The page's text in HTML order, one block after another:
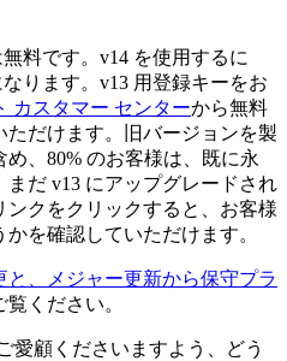
料です。v14 を使用するに
ります。v13 用登録キーをお
カスタマー センターから無料
ただけます。旧バージョンを製
、80% のお客様は、既に永
だ v13 にアップグレードされ
クをクリックすると、お客様
を確認していただけます。
と、メジャー更新から保守プラ
覧ください。
愛顧くださいますよう、どう